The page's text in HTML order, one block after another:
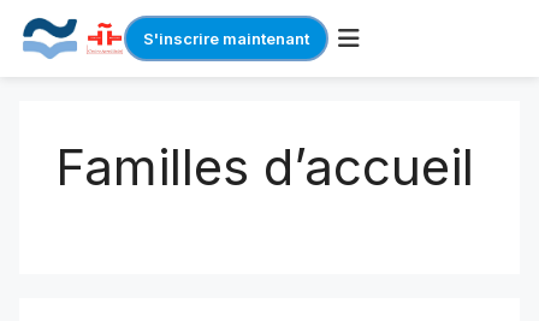
S'inscrire maintenant
contentFamilles d’accueil